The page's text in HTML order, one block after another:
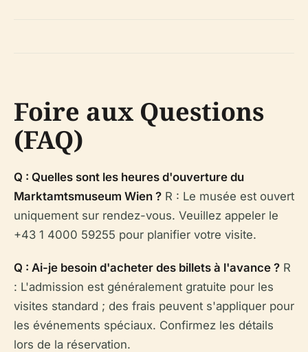
Foire aux Questions
(FAQ)
Q : Quelles sont les heures d'ouverture du
Marktamtsmuseum Wien ? R : Le musée est ouvert
uniquement sur rendez-vous. Veuillez appeler le
+43 1 4000 59255 pour planifier votre visite.
Q : Ai-je besoin d'acheter des billets à l'avance ? R
: L'admission est généralement gratuite pour les
visites standard ; des frais peuvent s'appliquer pour
les événements spéciaux. Confirmez les détails
lors de la réservation.